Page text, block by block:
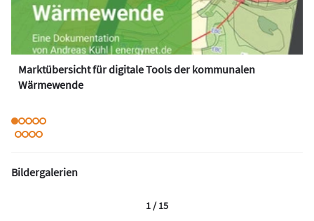
Marktübersicht für digitale Tools der kommunalen
Wärmewende
Bildergalerien
1 / 15